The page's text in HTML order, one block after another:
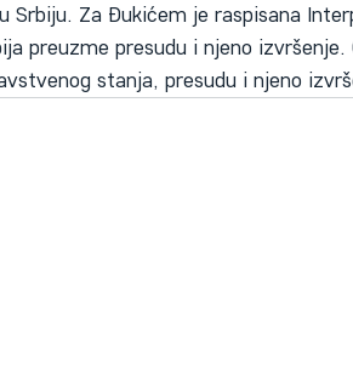
Srbiju. Za Đukićem je raspisana
preuzme presudu i njeno
stanja, presudu i njeno